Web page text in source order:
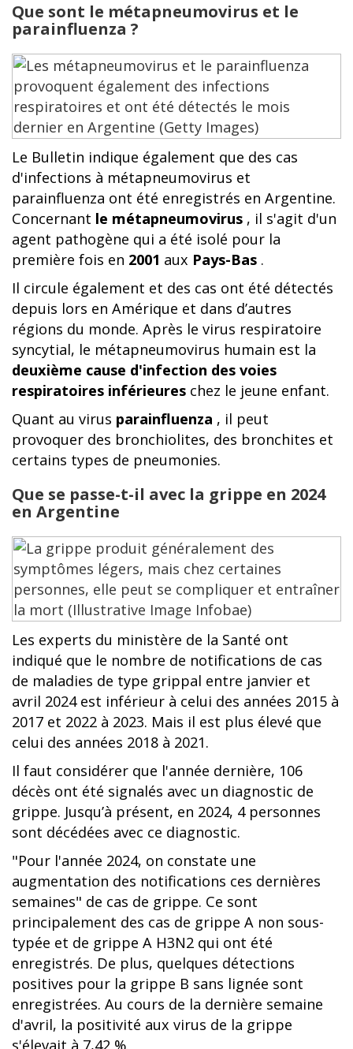
Que sont le métapneumovirus et le
parainfluenza ?
Le Bulletin indique également que des cas
d'infections à métapneumovirus et
parainfluenza ont été enregistrés en Argentine.
Concernant le métapneumovirus , il s'agit d'un
agent pathogène qui a été isolé pour la
première fois en 2001 aux Pays-Bas .
Il circule également et des cas ont été détectés
depuis lors en Amérique et dans d’autres
régions du monde. Après le virus respiratoire
syncytial, le métapneumovirus humain est la
deuxième cause d'infection des voies
respiratoires inférieures chez le jeune enfant.
Quant au virus parainfluenza , il peut
provoquer des bronchiolites, des bronchites et
certains types de pneumonies.
Que se passe-t-il avec la grippe en 2024
en Argentine
Les experts du ministère de la Santé ont
indiqué que le nombre de notifications de cas
de maladies de type grippal entre janvier et
avril 2024 est inférieur à celui des années 2015 à
2017 et 2022 à 2023. Mais il est plus élevé que
celui des années 2018 à 2021.
Il faut considérer que l'année dernière, 106
décès ont été signalés avec un diagnostic de
grippe. Jusqu’à présent, en 2024, 4 personnes
sont décédées avec ce diagnostic.
"Pour l'année 2024, on constate une
augmentation des notifications ces dernières
semaines" de cas de grippe. Ce sont
principalement des cas de grippe A non sous-
typée et de grippe A H3N2 qui ont été
enregistrés. De plus, quelques détections
positives pour la grippe B sans lignée sont
enregistrées. Au cours de la dernière semaine
d'avril, la positivité aux virus de la grippe
s'élevait à 7,42 %.